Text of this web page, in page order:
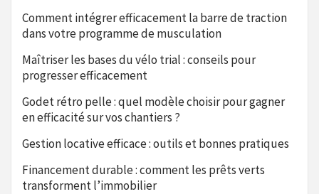
Comment intégrer efficacement la barre de traction
dans votre programme de musculation
Maîtriser les bases du vélo trial : conseils pour
progresser efficacement
Godet rétro pelle : quel modèle choisir pour gagner
en efficacité sur vos chantiers ?
Gestion locative efficace : outils et bonnes pratiques
Financement durable : comment les prêts verts
transforment l’immobilier